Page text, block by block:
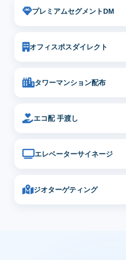
プレミアムセグメントDM
オフィスポスダイレクト
タワーマンション配布
エコ配 手渡し
エレベーターサイネージ
ジオターゲティング